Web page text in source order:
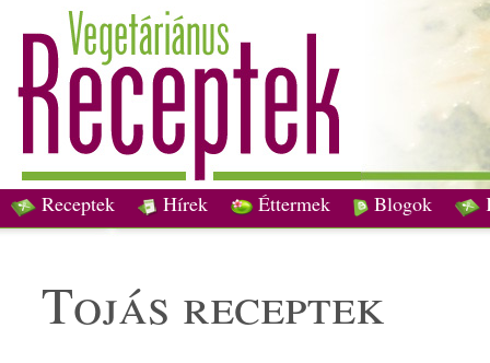
Receptek Hírek Éttermek Blogok
tojás receptek